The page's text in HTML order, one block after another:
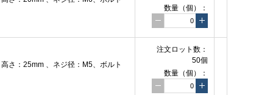
数量（個）：
さ：25mm 、ネジ径：M5、ボルト
注文ロット数：
50個
数量（個）：